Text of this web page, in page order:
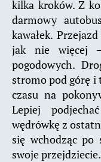
kilka kroków. Z
darmowy
kawałek.
jak nie więcej
pogodowych.
stromo pod górę i
czasu na
Lepiej
wędrówkę z
się wchodząc po
swoje